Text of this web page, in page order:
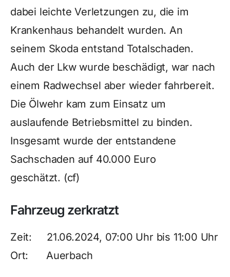
dabei leichte Verletzungen zu, die im
Krankenhaus behandelt wurden. An
seinem Skoda entstand Totalschaden.
Auch der Lkw wurde beschädigt, war nach
einem Radwechsel aber wieder fahrbereit.
Die Ölwehr kam zum Einsatz um
auslaufende Betriebsmittel zu binden.
Insgesamt wurde der entstandene
Sachschaden auf 40.000 Euro
geschätzt. (cf)
Fahrzeug zerkratzt
Zeit: 21.06.2024, 07:00 Uhr bis 11:00 Uhr
Ort: Auerbach